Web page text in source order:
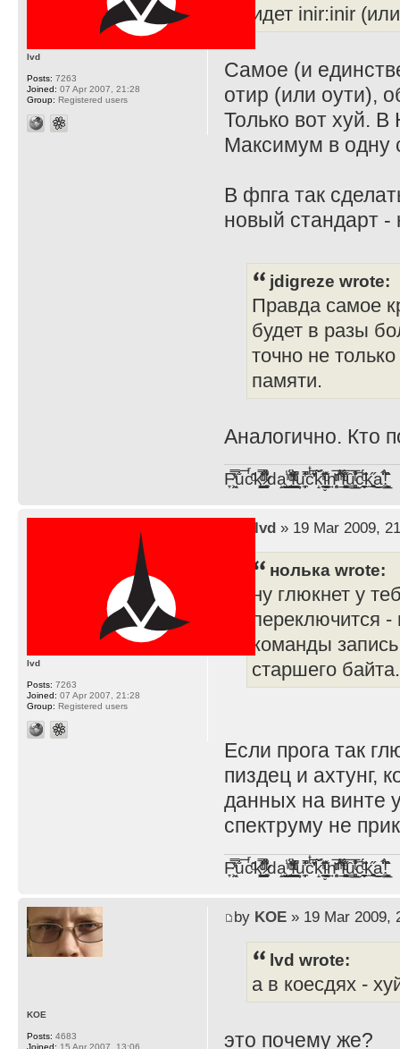
идет inir:inir
Самое (и
отир (или оути),
Только вот хуй.
Максимум в одну
В фпга так
новый стандарт -
jdigreze wrote:
Правда самое
будет в разы
точно не
памяти.
Аналогично. Кто
F̞͖̭̿̔ͯu̐̅cͬ̑ͩk̨̤̳͇̮̭̪̠̽̿̓̆ͭͩ ̷̩̰͎̩͓̘̾̀ͬ̊ͭ͛ͅda̝̺͙̬͎̝̾͟ ̰̜̝̯͉̯̖̓̎́ͨ̽ͫ͟f̟͇̭̀ͬͨͭ̐̚u̹̼̹̗̞͑̔͂͐̚cͭ̅̊̆̒̆ǩ̝̩̯́ͥ̔̍̑ḭ͓͍̳̬ͦ̽͂n͍͎͈̈̅ͩͬ ̊ͫ̂̾̑̈́f̲͚͉͓͗̋́ͧͦ̅ȗ͇̲̻͈̲̅̎͗͒ͭ͡c̬̟̠̹̯̈́ͩ͘ͅk̫̠̻̋͜a̲͒̾̇!͙͕̺͉̗̩̲̂̏̄̀
lvd
Posts: 7263
Joined: 07 Apr 2007, 21:28
Group: Registered users
lvd» 19 Mar 2009,
нолька wrote:
ну глюкнет у
переключится
команды
старшего байта.
Если прога так
пиздец и ахтунг,
данных на винте
спектруму не
F̞͖̭̿̔ͯu̐̅cͬ̑ͩk̨̤̳͇̮̭̪̠̽̿̓̆ͭͩ ̷̩̰͎̩͓̘̾̀ͬ̊ͭ͛ͅda̝̺͙̬͎̝̾͟ ̰̜̝̯͉̯̖̓̎́ͨ̽ͫ͟f̟͇̭̀ͬͨͭ̐̚u̹̼̹̗̞͑̔͂͐̚cͭ̅̊̆̒̆ǩ̝̩̯́ͥ̔̍̑ḭ͓͍̳̬ͦ̽͂n͍͎͈̈̅ͩͬ ̊ͫ̂̾̑̈́f̲͚͉͓͗̋́ͧͦ̅ȗ͇̲̻͈̲̅̎͗͒ͭ͡c̬̟̠̹̯̈́ͩ͘ͅk̫̠̻̋͜a̲͒̾̇!͙͕̺͉̗̩̲̂̏̄̀
lvd
Posts: 7263
Joined: 07 Apr 2007, 21:28
Group: Registered users
by KOE» 19 Mar 2009,
lvd wrote:
а в коесдях -
это почему же?
KOE
Posts: 4683
Joined: 15 Apr 2007, 13:06